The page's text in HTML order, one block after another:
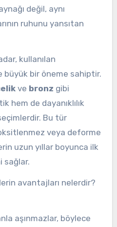
değil, aynı
ruhunu yansıtan
kullanılan
büyük bir öneme sahiptir.
ve bronz gibi
hem de dayanıklılık
Bu tür
veya deforme
uzun yıllar boyunca ilk
sağlar.
avantajları nelerdir?
aşınmazlar, böylece